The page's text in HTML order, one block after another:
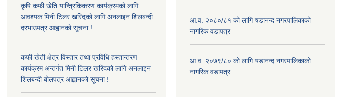
कृषि कफी खेति यान्त्रिकिकरण कार्यक्रमको लागि
आवश्यक मिनी टिलर खरिदको लागि अनलाइन शिलबन्दी
दरभाउपत्र आह्वानको सूचना !
कफी खेती क्षेत्र विस्तार तथा प्रविधि हस्तान्तरण
कार्यक्रम अन्तर्गत मिनी टिलर खरिदको लागि अनलाइन
शिलबन्दी बोलपत्र आह्वानको सूचना !
आ.व. २०८०/८१ को लागि षडानन्द नगरपालिकाको
नागरिक वडापत्र
आ.व. २०७९/८० को लागि षडानन्द नगरपालिकाको
नागरिक वडापत्र